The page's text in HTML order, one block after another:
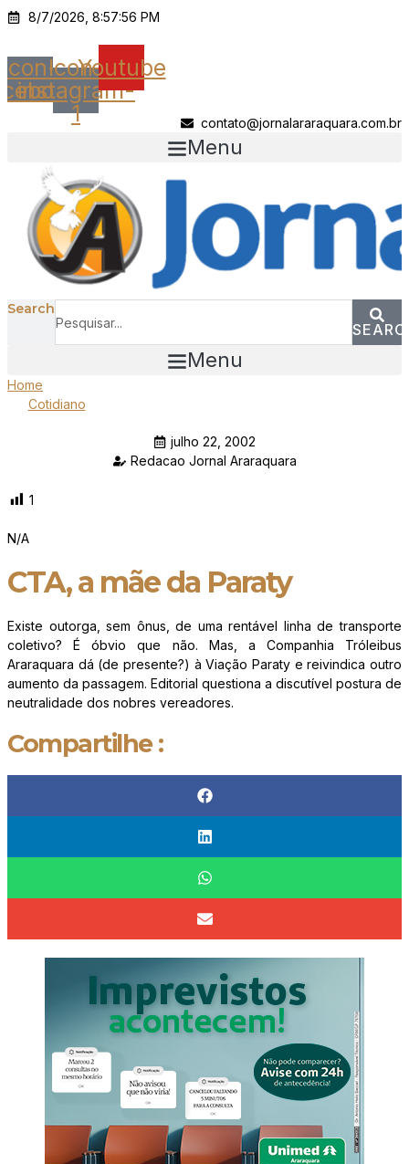
Ir
o
conteúdo
8/7/2026, 8:57:56 PM
Icon-Icon-
instagram-
1
Youtube
contato@jornalararaquara.com.br
Menu
Search
Menu
Home
Cotidiano
julho 22, 2002
Redacao Jornal Araraquara
1
N/A
CTA, a mãe da Paraty
Existe outorga, sem ônus, de uma rentável linha de transporte
coletivo? É óbvio que não. Mas, a Companhia Tróleibus
Araraquara dá (de presente?) à Viação Paraty e reivindica outro
aumento da passagem. Editorial questiona a discutível postura de
neutralidade dos nobres vereadores.
Compartilhe :